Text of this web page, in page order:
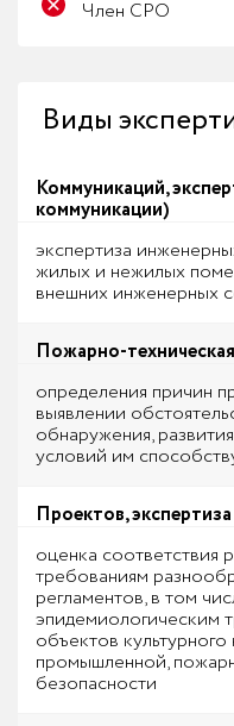
Член СРО
Виды
Коммуникаций,
коммуникации)
экспертиза
жилых и нежилых
внешних инженерных
Пожарно-
определения причин
выявлении
обнаружения,
условий им
Проектов,
оценка соответствия
требованиям
регламентов, в том
эпидемиологическим
объектов
промышленной,
безопасности